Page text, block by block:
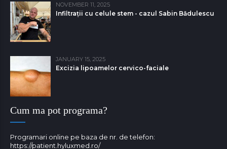
NOVEMBER 11, 2025
Infiltrații cu celule stem - cazul Sabin Bǎdulescu
JANUARY 15, 2025
Excizia lipoamelor cervico-faciale
Cum ma pot programa?
Programari online pe baza de nr. de telefon:
https://patient.hyluxmed.ro/